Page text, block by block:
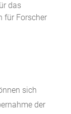
das
für Forscher
sich
der